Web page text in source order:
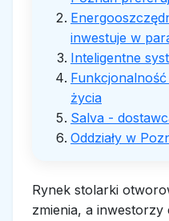
inwestuje w
Inteligentne
życia
Salva -
Oddziały w
Rynek stolarki
zmienia, a